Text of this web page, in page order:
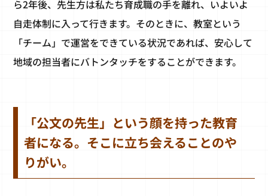
ら2年後、先生方は私たち育成職の手を離れ、いよいよ
自走体制に入って行きます。そのときに、教室という
「チーム」で運営をできている状況であれば、安心して
地域の担当者にバトンタッチをすることができます。
「公文の先生」という顔を持った教育
者になる。そこに立ち会えることのや
りがい。